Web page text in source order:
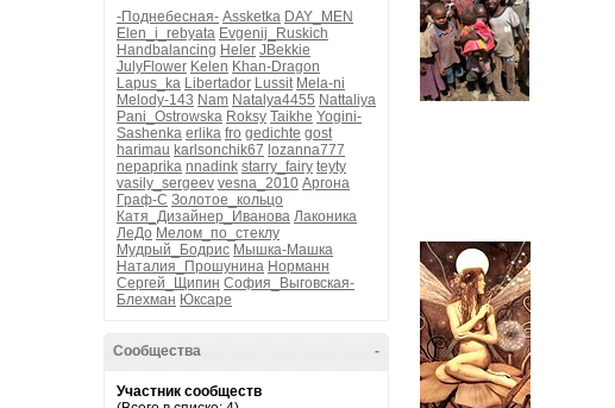
-Поднебесная- Assketka DAY_MEN
Elen_i_rebyata Evgenij_Ruskich
Handbalancing Heler JBekkie
JulyFlower Kelen Khan-Dragon
Lapus_ka Libertador Lussit Mela-ni
Melody-143 Nam Natalya4455 Nattaliya
Pani_Ostrowska Roksy Taikhe Yogini-
Sashenka erlika fro gedichte gost
harimau karlsonchik67 lozanna777
nepaprika nnadink starry_fairy teyty
vasily_sergeev vesna_2010 Аргона
Граф-С Золотое_кольцо
Катя_Дизайнер_Иванова Лаконика
ЛеДо Мелом_по_стеклу
Мудрый_Бодрис Мышка-Машка
Наталия_Прошунина Норманн
Сергей_Щипин София_Выговская-
Блехман Юксаре
-
Сообщества
Участник сообществ